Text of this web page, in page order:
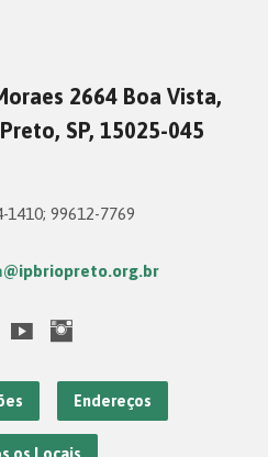
2664 Boa Vista,
SP, 15025-045
1410; 99612-7769
Endereços